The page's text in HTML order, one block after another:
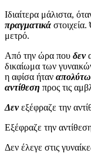
Ιδιαίτερα μάλιστα,
πραγματικά
μετρό.
Από την ώρα που δεν
δικαίωμα των
η αφίσα ήταν
αντίθεση προς τις
Δενεξέφραζε την
Εξέφραζε την
Δεν έλεγε στις